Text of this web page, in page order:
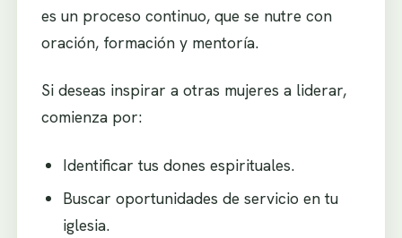
es un proceso continuo, que se nutre con
oración, formación y mentoría.
Si deseas inspirar a otras mujeres a liderar,
comienza por:
Identificar tus dones espirituales.
Buscar oportunidades de servicio en tu
iglesia.